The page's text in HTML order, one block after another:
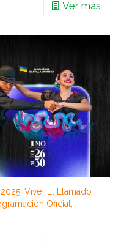
Ver más
Vive “El Llamado
Oficial,